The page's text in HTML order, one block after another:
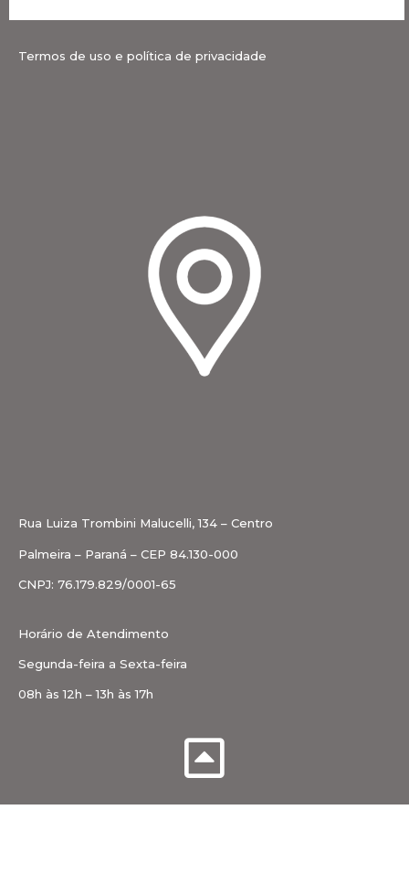
Termos de uso e política de privacidade
Rua Luiza Trombini Malucelli, 134 – Centro
Palmeira – Paraná – CEP 84.130-000
CNPJ: 76.179.829/0001-65
Horário de Atendimento
Segunda-feira a Sexta-feira
08h às 12h – 13h às 17h